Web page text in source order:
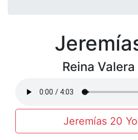
Reina
Jeremías 20